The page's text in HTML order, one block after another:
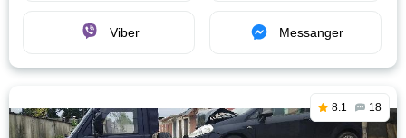
Viber Messanger
8.1 18